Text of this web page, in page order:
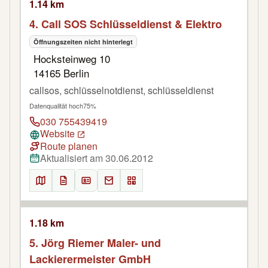
1.14 km
4. Call SOS Schlüsseldienst & Elektro
Öffnungszeiten nicht hinterlegt
Hocksteinweg 10
14165 Berlin
callsos, schlüsselnotdienst, schlüsseldienst
Datenqualität hoch75%
030 755439419
Website
Route planen
Aktualisiert am 30.06.2012
1.18 km
5. Jörg Riemer Maler- und
Lackierermeister GmbH